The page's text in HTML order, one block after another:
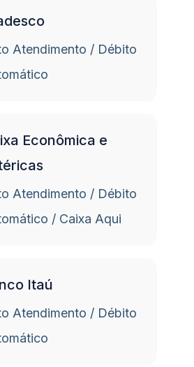
Atendimento / Débito
Econômica e
Atendimento / Débito
/ Caixa Aqui
Itaú
Atendimento / Débito